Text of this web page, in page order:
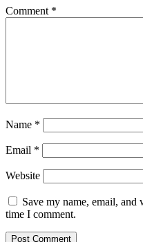
Comment *
Name *
Email *
Website
Save my name, email,
time I comment.